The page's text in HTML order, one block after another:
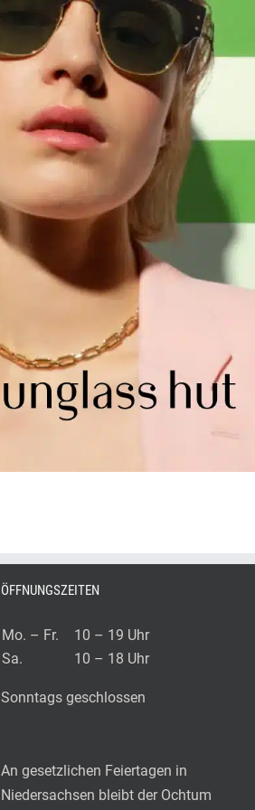
ÖFFNUNGSZEITEN
Mo. – Fr.
10 – 19 Uhr
Sa.
10 – 18 Uhr
Sonntags geschlossen
An gesetzlichen Feiertagen in
Niedersachsen bleibt der Ochtum